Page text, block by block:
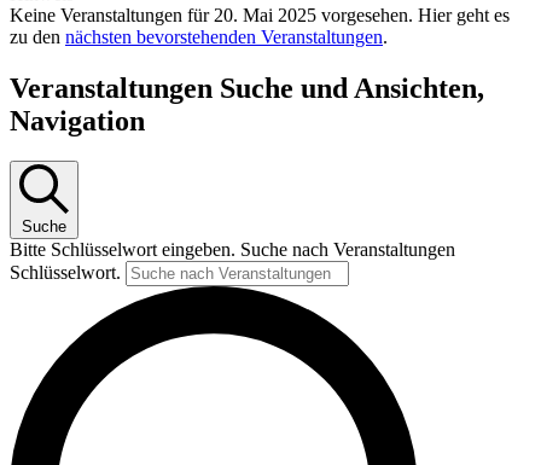
Keine Veranstaltungen für 20. Mai 2025 vorgesehen. Hier geht es
zu den nächsten bevorstehenden Veranstaltungen.
Veranstaltungen Suche und Ansichten,
Navigation
Suche
Bitte Schlüsselwort eingeben. Suche nach Veranstaltungen
Schlüsselwort.